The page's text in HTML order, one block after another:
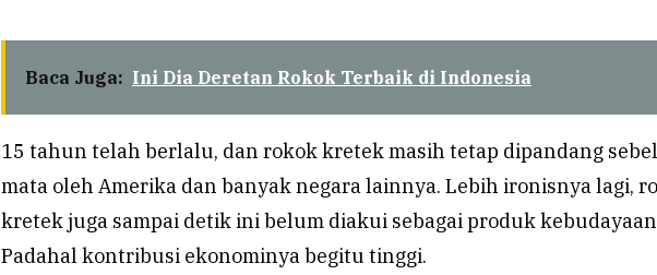
Baca Juga: Ini Dia Deretan Rokok Terbaik di Indonesia
15 tahun telah berlalu, dan rokok kretek masih tetap dipandang
mata oleh Amerika dan banyak negara lainnya. Lebih ironisnya lagi,
kretek juga sampai detik ini belum diakui sebagai produk
Padahal kontribusi ekonominya begitu tinggi.